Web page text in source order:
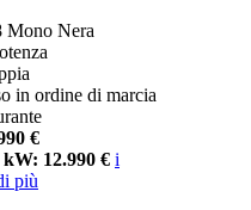
Mono Nera
in ordine di marcia
€
12.990 € i
più